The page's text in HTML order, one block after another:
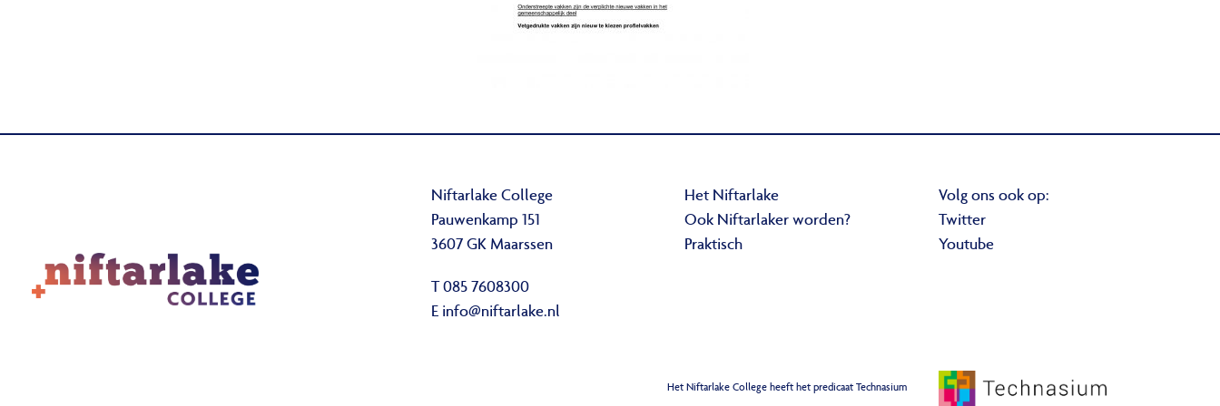
Niftarlake College
Pauwenkamp 151
3607 GK Maarssen
T 085 7608300
E info@niftarlake.nl
Het Niftarlake
Ook Niftarlaker worden?
Praktisch
Volg ons ook op:
Twitter
Youtube
Het Niftarlake College heeft het predicaat Technasium